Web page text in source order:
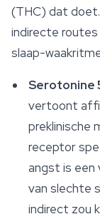
(THC) dat
indirecte
slaap-
Serotonine
vertoont
preklinische
receptor
angst is een
van slechte
indirect zou